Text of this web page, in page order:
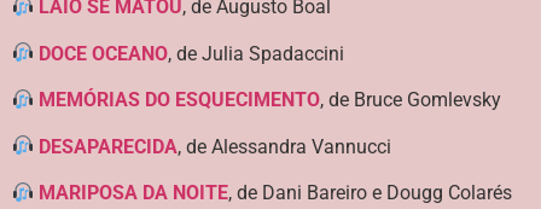
LAIO SE MATOU, de Augusto Boal
DOCE OCEANO, de Julia Spadaccini
MEMÓRIAS DO ESQUECIMENTO, de Bruce Gomlevsky
DESAPARECIDA, de Alessandra Vannucci
MARIPOSA DA NOITE, de Dani Bareiro e Dougg Colarés